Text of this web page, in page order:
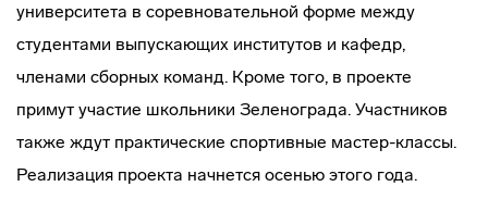
университета в соревновательной форме между
студентами выпускающих институтов и кафедр,
членами сборных команд. Кроме того, в проекте
примут участие школьники Зеленограда. Участников
также ждут практические спортивные мастер-классы.
Реализация проекта начнется осенью этого года.